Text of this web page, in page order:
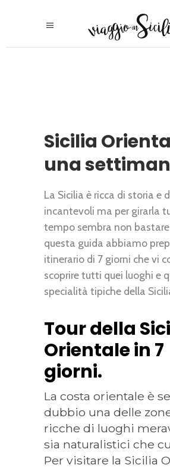
Sicilia
una
La Sicilia è ricca di storia e
incantevoli ma per girarla
tempo sembra non
questa guida abbiamo
itinerario di 7 giorni che vi
scoprire tutti quei luoghi e
specialità tipiche della
Tour della
Orientale in 7
giorni.
La costa orientale è
dubbio una delle
ricche di luoghi
sia naturalistici che
Per visitare la Sicilia